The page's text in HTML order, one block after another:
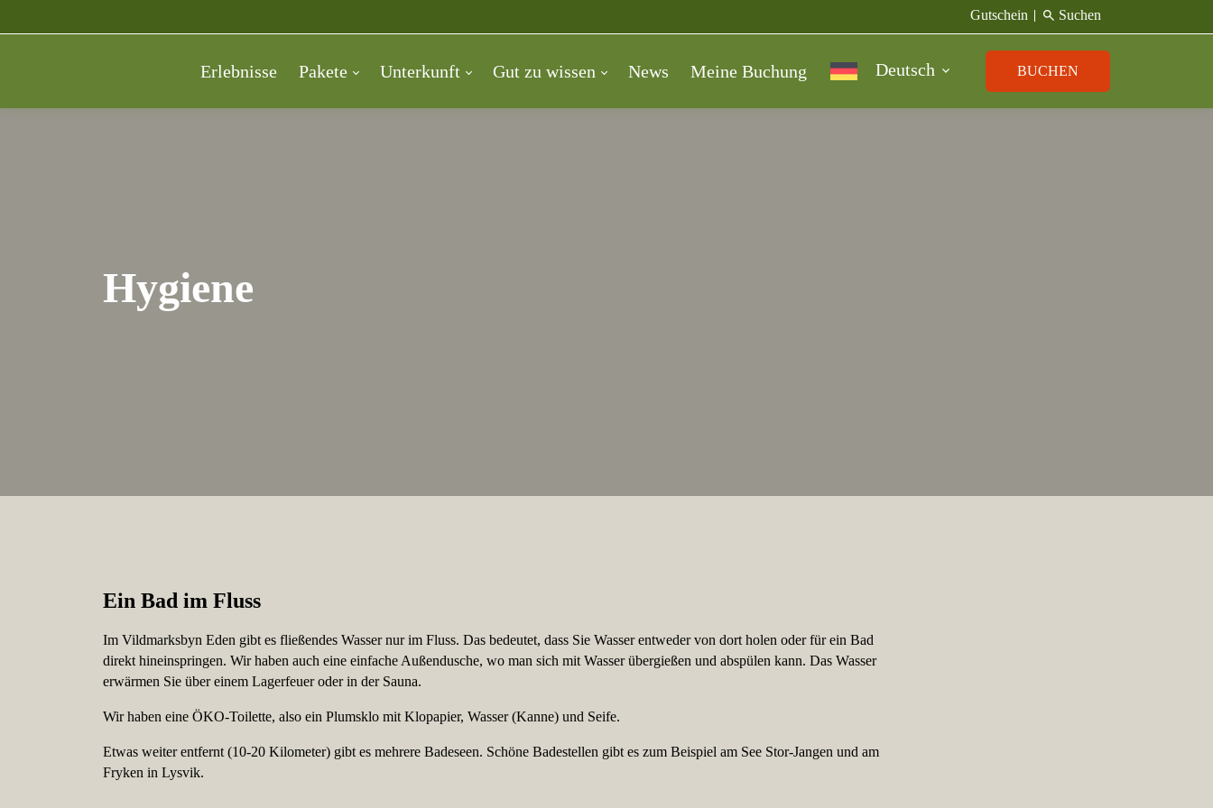
Gutschein search Suchen
Erlebnisse Pakete Unterkunft Gut zu wissen News Meine Buchung Deutsch BUCHEN
Hygiene
Ein Bad im Fluss
Im Vildmarksbyn Eden gibt es fließendes Wasser nur im Fluss. Das bedeutet, dass Sie Wasser entweder von dort holen oder für ein Bad
direkt hineinspringen. Wir haben auch eine einfache Außendusche, wo man sich mit Wasser übergießen und abspülen kann. Das Wasser
erwärmen Sie über einem Lagerfeuer oder in der Sauna.
Wir haben eine ÖKO-Toilette, also ein Plumsklo mit Klopapier, Wasser (Kanne) und Seife.
Etwas weiter entfernt (10-20 Kilometer) gibt es mehrere Badeseen. Schöne Badestellen gibt es zum Beispiel am See Stor-Jangen und am
Fryken in Lysvik.